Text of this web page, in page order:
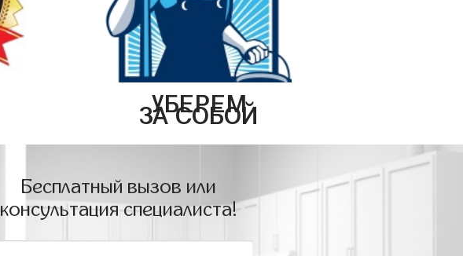
УБЕРЕМ
ЗА СОБОЙ
Бесплатный вызов или
консультация специалиста!